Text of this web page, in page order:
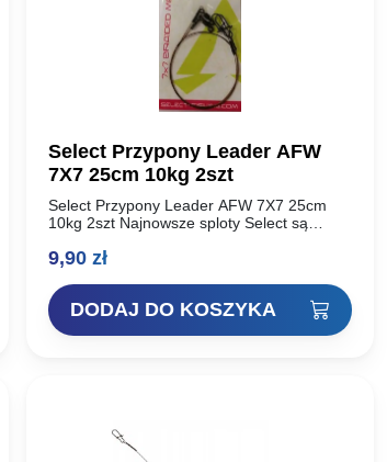
Select Przypony Leader AFW
7X7 25cm 10kg 2szt
Select Przypony Leader AFW 7X7 25cm
10kg 2szt Najnowsze sploty Select są
zależności od modelu) drutu
9,90 zł
DODAJ DO KOSZYKA